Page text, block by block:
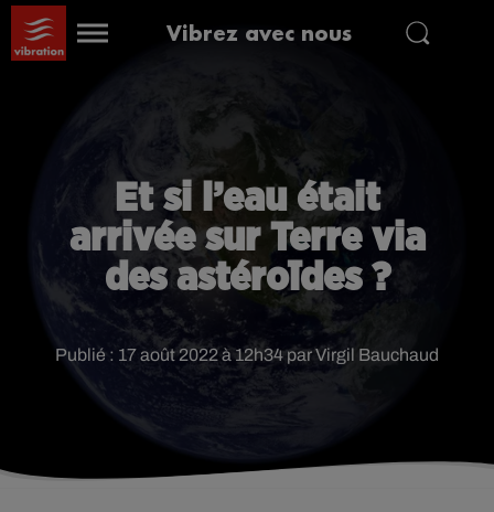
Vibrez avec nous
Et si l’eau était
arrivée sur Terre via
des astéroïdes ?
Publié : 17 août 2022 à 12h34 par Virgil Bauchaud